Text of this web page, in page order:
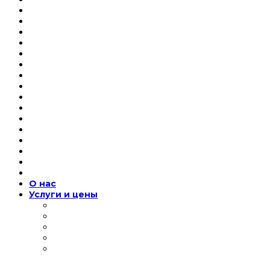
О нас
Услуги и цены